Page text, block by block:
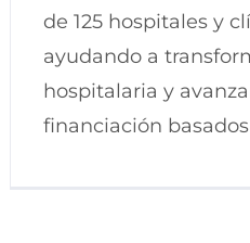
de 125 hospitales y
ayudando a
hospitalaria y
financiación